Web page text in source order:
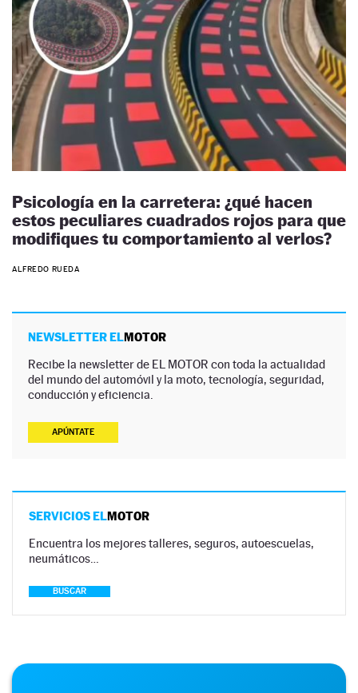
Psicología en la carretera: ¿qué hacen
estos peculiares cuadrados rojos para que
modifiques tu comportamiento al verlos?
ALFREDO RUEDA
NEWSLETTER ELMOTOR
Recibe la newsletter de EL MOTOR con toda la actualidad
del mundo del automóvil y la moto, tecnología, seguridad,
conducción y eficiencia.
APÚNTATE
SERVICIOS ELMOTOR
Encuentra los mejores talleres, seguros, autoescuelas,
neumáticos…
BUSCAR